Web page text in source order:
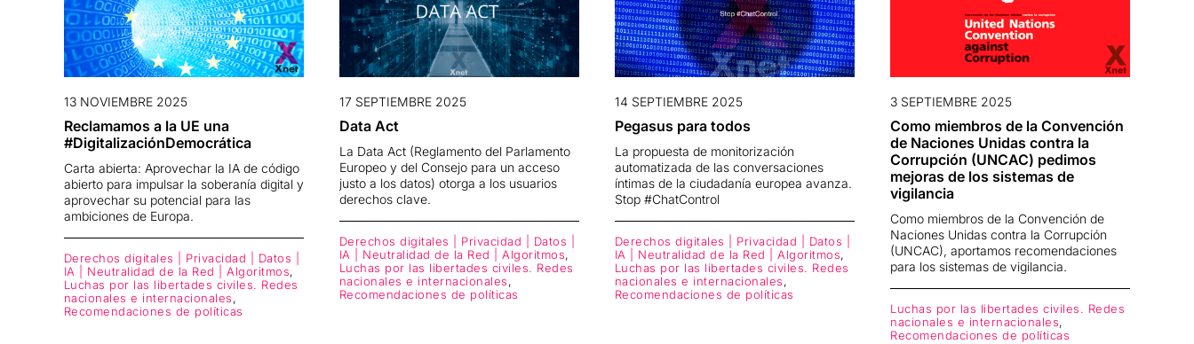
13 NOVIEMBRE 2025
Reclamamos a la UE una
#DigitalizaciónDemocrática
Carta abierta: Aprovechar la IA de código
abierto para impulsar la soberanía digital y
aprovechar su potencial para las
ambiciones de Europa.
Derechos digitales | Privacidad | Datos |
IA | Neutralidad de la Red | Algoritmos,
Luchas por las libertades civiles. Redes
nacionales e internacionales,
Recomendaciones de políticas
17 SEPTIEMBRE 2025
Data Act
La Data Act (Reglamento del Parlamento
Europeo y del Consejo para un acceso
justo a los datos) otorga a los usuarios
derechos clave.
Derechos digitales | Privacidad | Datos |
IA | Neutralidad de la Red | Algoritmos,
Luchas por las libertades civiles. Redes
nacionales e internacionales,
Recomendaciones de políticas
14 SEPTIEMBRE 2025
Pegasus para todos
La propuesta de monitorización
automatizada de las conversaciones
íntimas de la ciudadanía europea avanza.
Stop #ChatControl
Derechos digitales | Privacidad | Datos |
IA | Neutralidad de la Red | Algoritmos,
Luchas por las libertades civiles. Redes
nacionales e internacionales,
Recomendaciones de políticas
3 SEPTIEMBRE 2025
Como miembros de la Convención
de Naciones Unidas contra la
Corrupción (UNCAC) pedimos
mejoras de los sistemas de
vigilancia
Como miembros de la Convención de
Naciones Unidas contra la Corrupción
(UNCAC), aportamos recomendaciones
para los sistemas de vigilancia.
Luchas por las libertades civiles. Redes
nacionales e internacionales,
Recomendaciones de políticas